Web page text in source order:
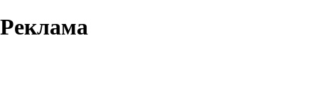
Реклама